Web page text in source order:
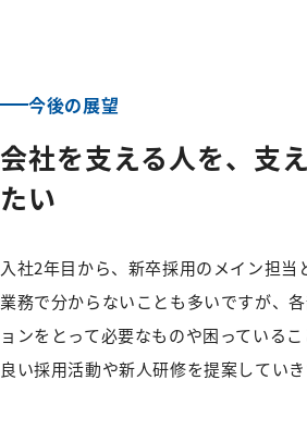
今後の展望
会社を支える人を、支
たい
入社2年目から、新卒採用のメイン担当
業務で分からないことも多いですが、
ョンをとって必要なものや困っている
良い採用活動や新人研修を提案していき